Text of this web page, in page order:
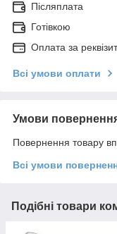
Післяплата
Готівкою
Оплата за
Всі умови оплати
Умови
Повернення товару
Всі умови
Подібні товари